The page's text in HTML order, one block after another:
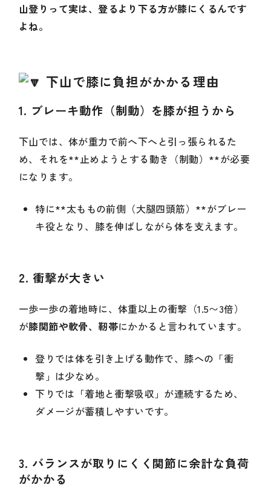
山登りって実は、登るより下る方が膝にくるんです
よね。
下山で膝に負担がかかる理由
1. ブレーキ動作（制動）を膝が担うから
下山では、体が重力で前へ下へと引っ張られるた
め、それを**止めようとする動き（制動）**が必要
になります。
特に**太ももの前側（大腿四頭筋）**がブレー
キ役となり、膝を伸ばしながら体を支えます。
2. 衝撃が大きい
一歩一歩の着地時に、体重以上の衝撃（1.5〜3倍）
が膝関節や軟骨、靭帯にかかると言われています。
登りでは体を引き上げる動作で、膝への「衝
撃」は少なめ。
下りでは「着地と衝撃吸収」が連続するため、
ダメージが蓄積しやすいです。
3. バランスが取りにくく関節に余計な負荷
がかかる